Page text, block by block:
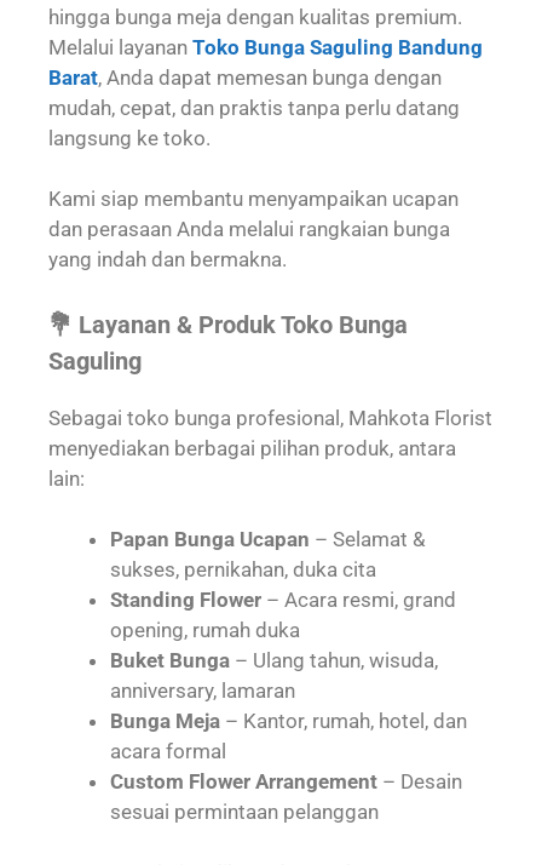
hingga bunga meja dengan kualitas premium.
Melalui layanan Toko Bunga Saguling Bandung
Barat, Anda dapat memesan bunga dengan
mudah, cepat, dan praktis tanpa perlu datang
langsung ke toko.
Kami siap membantu menyampaikan ucapan
dan perasaan Anda melalui rangkaian bunga
yang indah dan bermakna.
💐 Layanan & Produk Toko Bunga
Saguling
Sebagai toko bunga profesional, Mahkota Florist
menyediakan berbagai pilihan produk, antara
lain:
Papan Bunga Ucapan – Selamat &
sukses, pernikahan, duka cita
Standing Flower – Acara resmi, grand
opening, rumah duka
Buket Bunga – Ulang tahun, wisuda,
anniversary, lamaran
Bunga Meja – Kantor, rumah, hotel, dan
acara formal
Custom Flower Arrangement – Desain
sesuai permintaan pelanggan